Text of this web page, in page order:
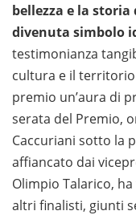
bellezza e la
divenuta simbolo
testimonianza
cultura e il
premio un’aura di
serata del Premio,
Caccuriani sotto la
affiancato dai
Olimpio Talarico,
altri finalisti, giunti